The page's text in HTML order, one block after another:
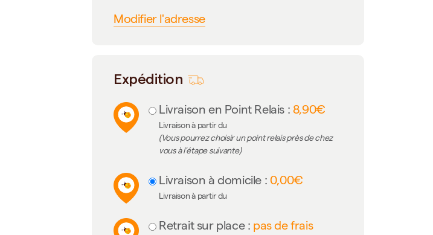
Modifier l'adresse
Expédition
Livraison en Point Relais : 8,90€
Livraison à partir du
(Vous pourrez choisir un point relais près de chez
vous à l'étape suivante)
Livraison à domicile : 0,00€
Livraison à partir du
Retrait sur place : pas de frais